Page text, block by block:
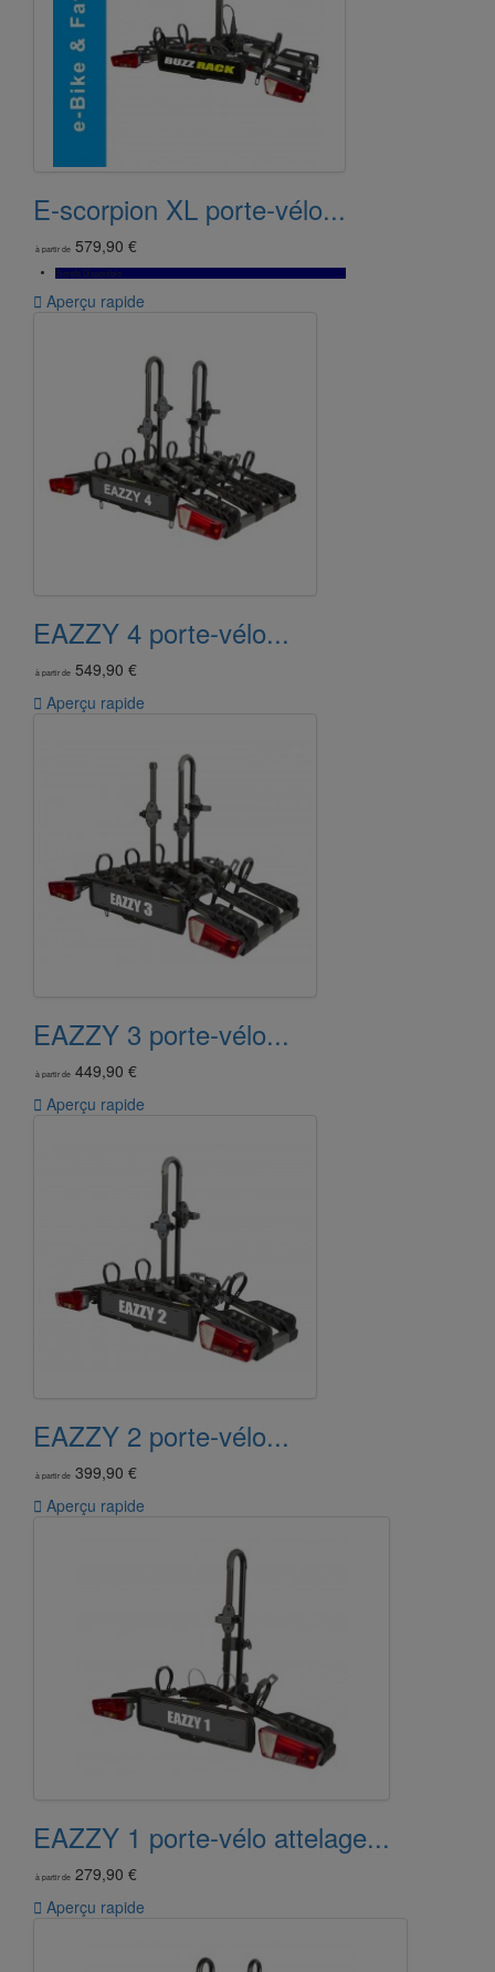
E-scorpion XL porte-vélo...
à partir de 579,90 €
Bientôt Disponible
 Aperçu rapide
EAZZY 4 porte-vélo...
à partir de 549,90 €
 Aperçu rapide
EAZZY 3 porte-vélo...
à partir de 449,90 €
 Aperçu rapide
EAZZY 2 porte-vélo...
à partir de 399,90 €
 Aperçu rapide
EAZZY 1 porte-vélo attelage...
à partir de 279,90 €
 Aperçu rapide